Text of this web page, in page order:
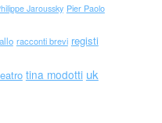
Jaroussky Pier Paolo
racconti brevi registi
tina modotti uk